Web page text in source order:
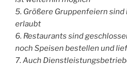
5. Größere Gruppenfeiern
erlaubt
6. Restaurants sind
noch Speisen bestellen und
7. Auch